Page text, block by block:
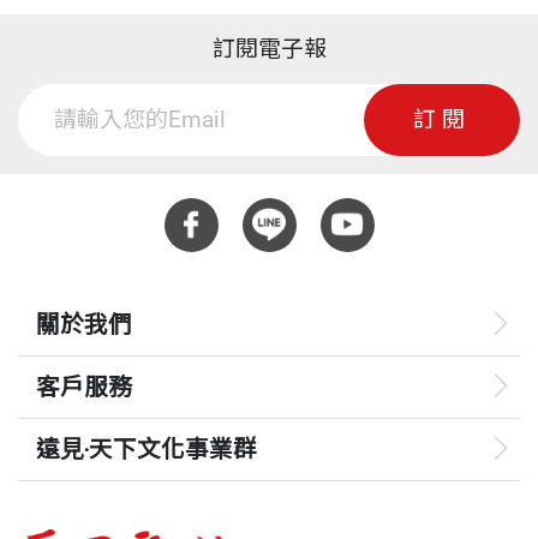
訂閱電子報
訂閱
關於我們
客戶服務
遠見‧天下文化事業群